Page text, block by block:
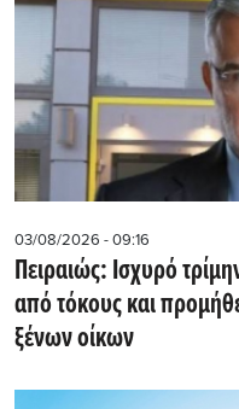
03/08/2026 - 09:16
Πειραιώς: Ισχυρό
από τόκους και
ξένων οίκων